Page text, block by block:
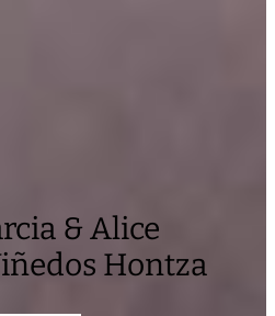
& Alice
Hontza